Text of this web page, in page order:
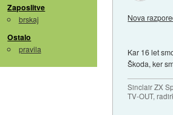
Zaposlitve
brskaj
Ostalo
pravila
Nova
Kar 16 let
Škoda, ker
Sinclair ZX
TV-OUT,